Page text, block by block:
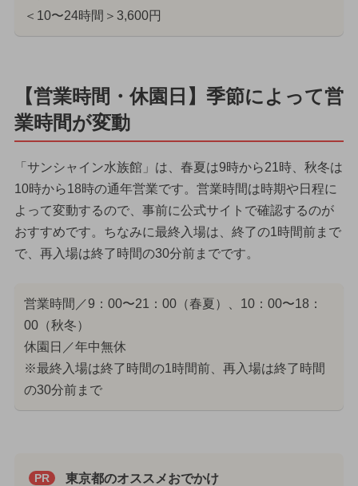
＜10〜24時間＞3,600円
【営業時間・休園日】季節によって営
業時間が変動
「サンシャイン水族館」は、春夏は9時から21時、秋冬は
10時から18時の通年営業です。営業時間は時期や日程に
よって変動するので、事前に公式サイトで確認するのが
おすすめです。ちなみに最終入場は、終了の1時間前まで
で、再入場は終了時間の30分前までです。
営業時間／9：00〜21：00（春夏）、10：00〜18：
00（秋冬）
休園日／年中無休
※最終入場は終了時間の1時間前、再入場は終了時間
の30分前まで
PR 東京都のオススメおでかけ